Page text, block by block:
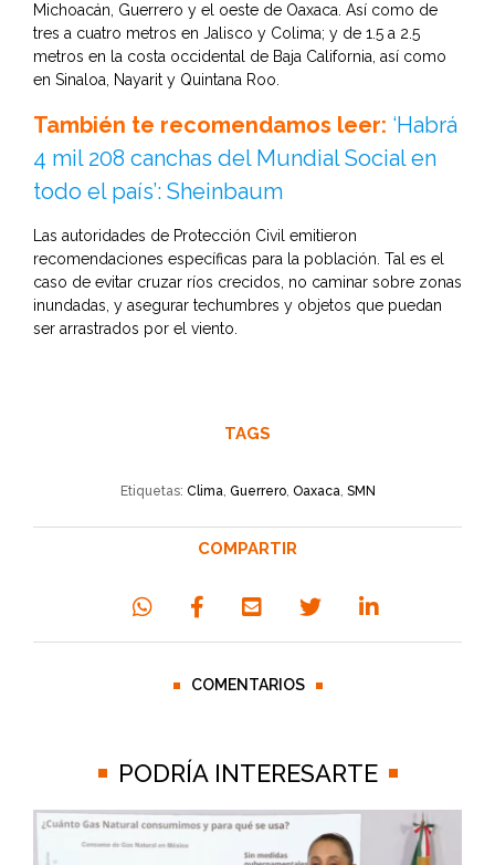
Michoacán, Guerrero y el oeste de Oaxaca. Así como de
tres a cuatro metros en Jalisco y Colima; y de 1.5 a 2.5
metros en la costa occidental de Baja California, así como
en Sinaloa, Nayarit y Quintana Roo.
También te recomendamos leer: ‘Habrá
4 mil 208 canchas del Mundial Social en
todo el país’: Sheinbaum
Las autoridades de Protección Civil emitieron
recomendaciones específicas para la población. Tal es el
caso de evitar cruzar ríos crecidos, no caminar sobre zonas
inundadas, y asegurar techumbres y objetos que puedan
ser arrastrados por el viento.
TAGS
Etiquetas: Clima, Guerrero, Oaxaca, SMN
COMPARTIR
COMENTARIOS
PODRÍA INTERESARTE